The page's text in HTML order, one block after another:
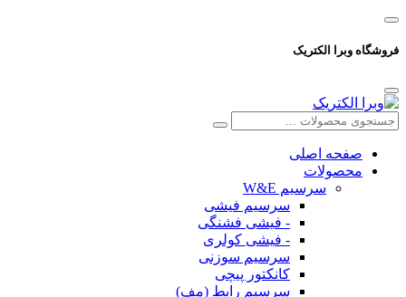
فروشگاه وبرا الکتریک
صفحه اصلی
محصولات
سرسیم W&E
سرسیم فیشی
- فیشی فشنگی
- فیشی کولری
سرسیم سوزنی
کانکتور پیچی
سرسیم رابط (مف)